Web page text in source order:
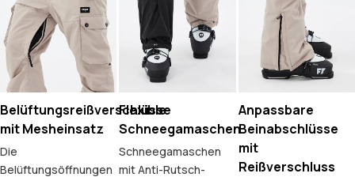
Belüftungsreißverschlüsse
mit Mesheinsatz
Die
Belüftungsöffnungen
Flexible
Schneegamaschen
Schneegamaschen
mit Anti-Rutsch-
Anpassbare
Beinabschlüsse
mit
Reißverschluss